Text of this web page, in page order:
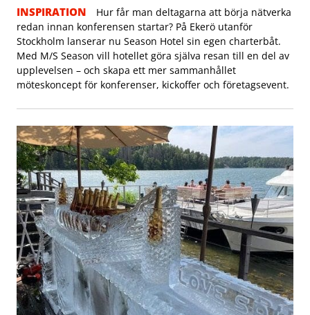
INSPIRATION
Hur får man deltagarna att börja nätverka
redan innan konferensen startar? På Ekerö utanför
Stockholm lanserar nu Season Hotel sin egen charterbåt.
Med M/S Season vill hotellet göra själva resan till en del av
upplevelsen – och skapa ett mer sammanhållet
möteskoncept för konferenser, kickoffer och företagsevent.